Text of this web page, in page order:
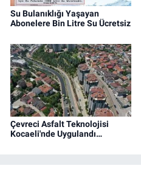
Su Bulanıklığı Yaşayan
Abonelere Bin Litre Su Ücretsiz
Çevreci Asfalt Teknolojisi
Kocaeli'nde Uygulandı…